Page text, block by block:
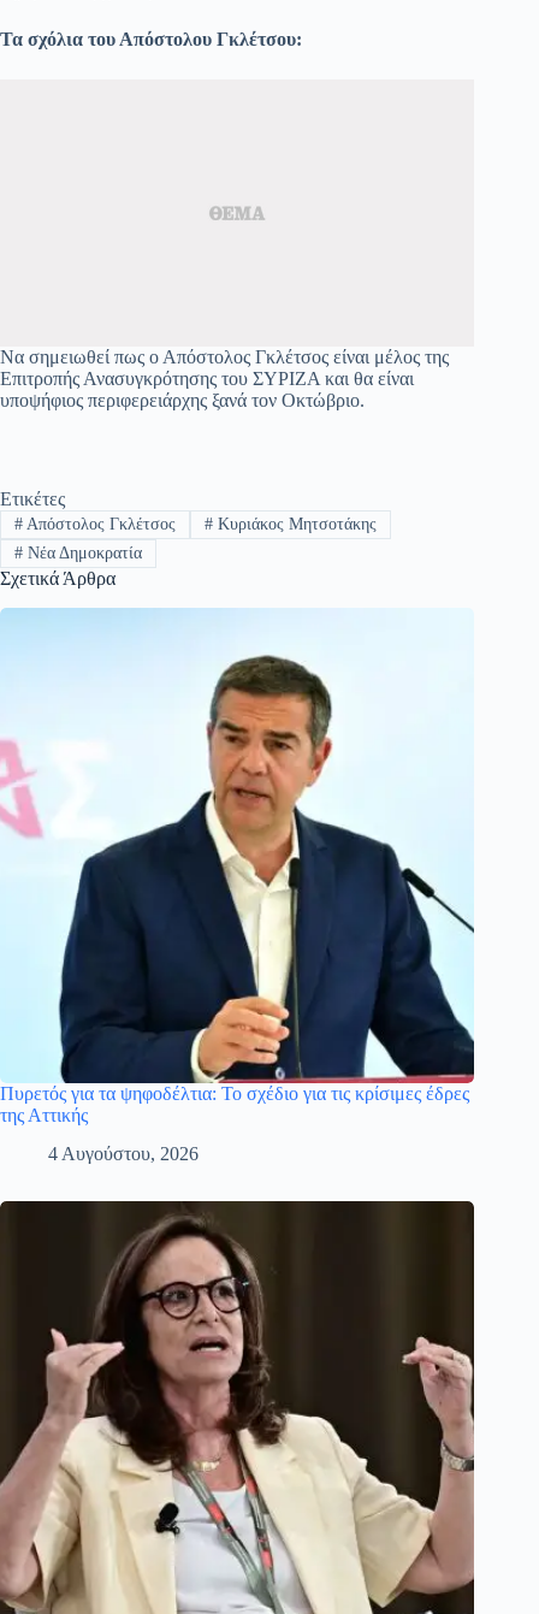
Τα σχόλια του Απόστολου Γκλέτσου:
Να σημειωθεί πως ο Απόστολος Γκλέτσος είναι μέλος της
Επιτροπής Ανασυγκρότησης του ΣΥΡΙΖΑ και θα είναι
υποψήφιος περιφερειάρχης ξανά τον Οκτώβριο.
Ετικέτες
#Απόστολος Γκλέτσος #Κυριάκος Μητσοτάκης
#Νέα Δημοκρατία
Σχετικά Άρθρα
Πυρετός για τα ψηφοδέλτια: Το σχέδιο για τις κρίσιμες έδρες
της Αττικής
4 Αυγούστου, 2026